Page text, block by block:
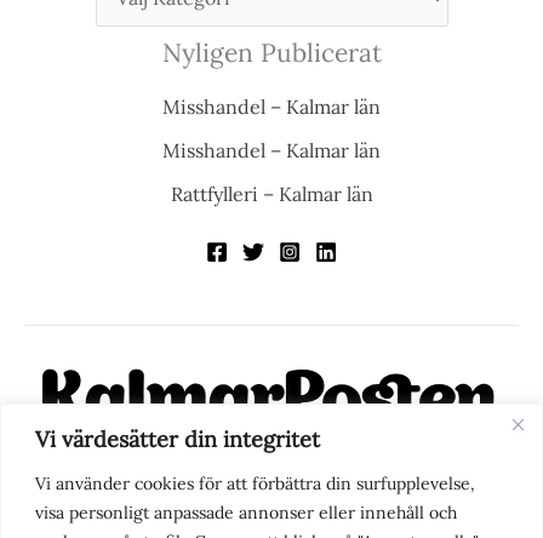
Vi värdesätter din integritet
Vi använder cookies för att förbättra din surfupplevelse,
visa personligt anpassade annonser eller innehåll och
Nyligen Publicerat
Misshandel – Kalmar län
Misshandel – Kalmar län
Rattfylleri – Kalmar län
KalmarPosten är en modern lokalnyhetstidning på nätet. Med
fokus på Kalmarregionen, men också med blick för det större
perspektivet, vill vi vara din självklara kanal för nyheter,